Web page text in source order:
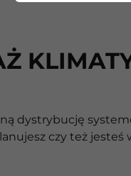
dystrybucję
czy też